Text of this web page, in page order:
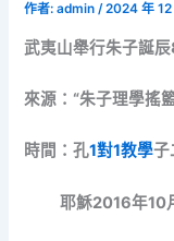
作者:admin/2024 年 12
武夷山舉行朱子誕
來源：“朱子理學搖
時間：孔1對1教學子
耶穌2016年10